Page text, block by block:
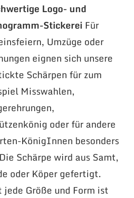
Logo- und
Stickerei Für
Umzüge oder
eignen sich unsere
Schärpen für zum
Misswahlen,
oder für andere
KönigInnen besonders
Schärpe wird aus Samt,
oder Köper gefertigt.
jede Größe und Form ist